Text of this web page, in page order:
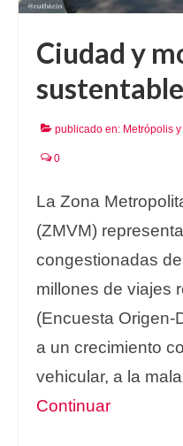
Ciudad y
sustentable
publicado en: Metrópolis
0
La Zona
(ZMVM)
congestionadas
millones de viajes
(Encuesta Origen-
a un crecimiento
vehicular, a la
Continuar